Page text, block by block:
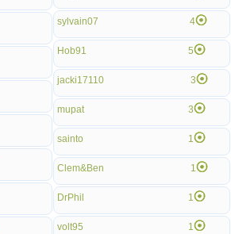
sylvain07 4
Hob91 5
jacki17110 3
mupat 3
sainto 1
Clem&Ben 1
DrPhil 1
volt95 1